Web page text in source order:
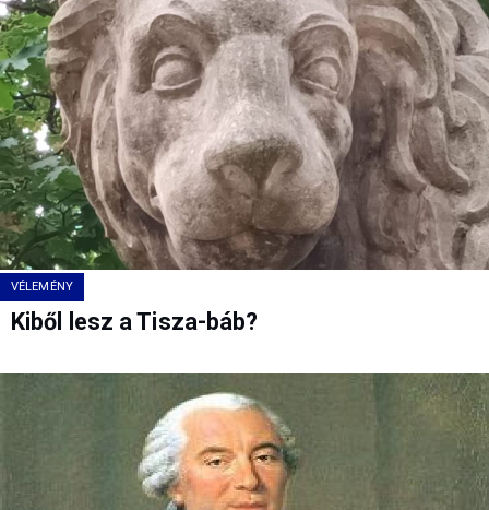
VÉLEMÉNY
Kiből lesz a Tisza-báb?